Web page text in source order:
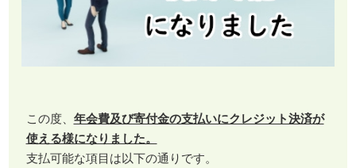
この度、 年会費及び寄付金の支払いにクレジット決済が
使える様になりました。
支払可能な項目は以下の通りです。